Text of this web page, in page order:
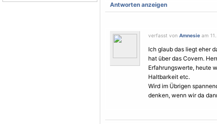
Antworten anzeigen
verfasst von Amnesie am
Ich glaub das liegt eher
hat über das Covern.
Erfahrungswerte, heute
Haltbarkeit etc.
Wird im Übrigen
denken, wenn wir da